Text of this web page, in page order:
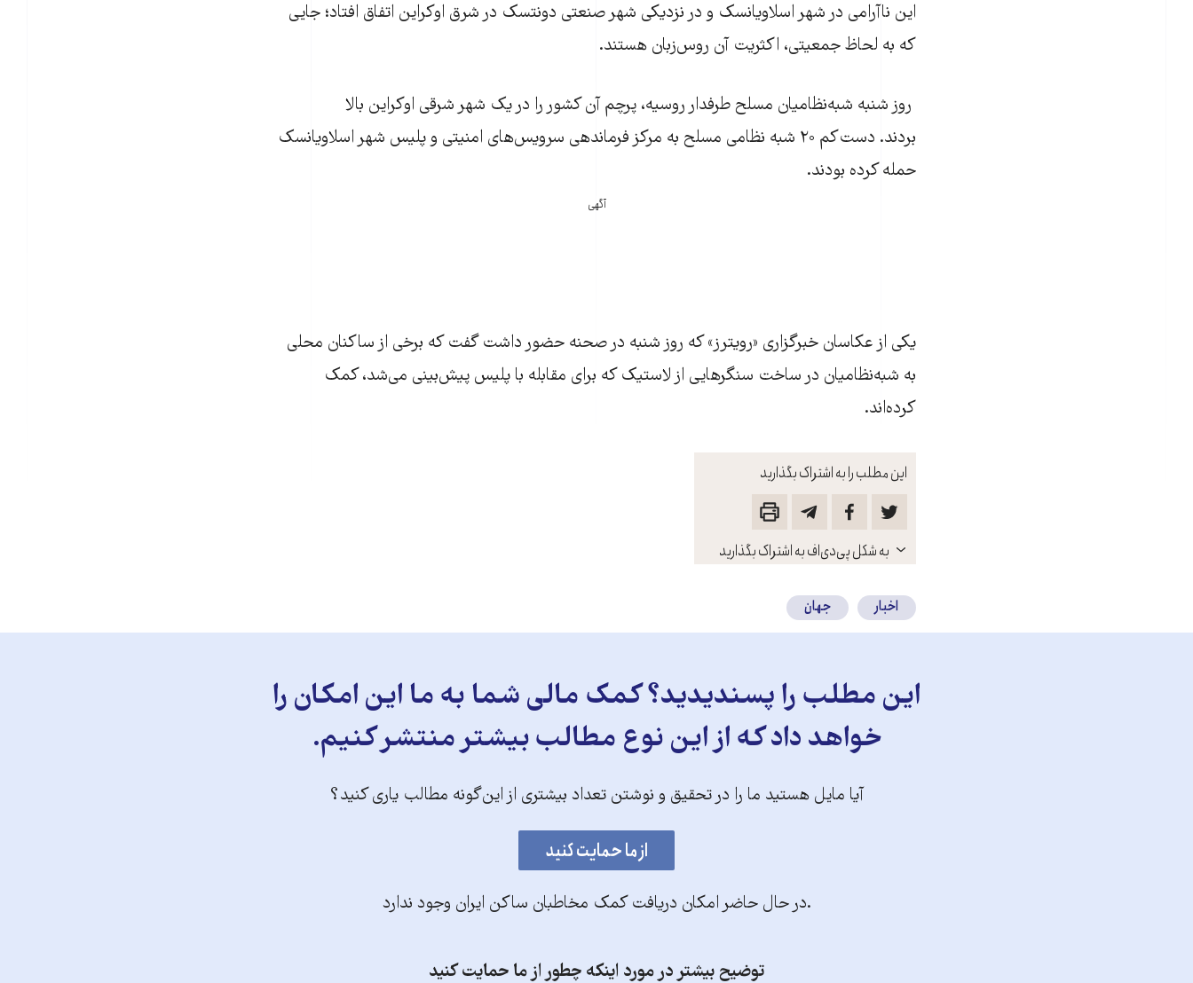
این مطلب را به اشتراک بگذارید
باز
کنید
به شکل پی‌دی‌اف به اشتراک بگذارید
اين ناآرامی در شهر اسلاويانسک و در نزديکی شهر صنعتی دونتسک در شرق اوکراين اتفاق افتاد؛ جايی
که به لحاظ جمعيتی، اکثريت آن روس‌زبان هستند.
روز شنبه شبه‌نظامیان مسلح طرفدار روسیه، پرچم آن کشور را در یک شهر شرقی اوکراین بالا
بردند. دست‌کم ۲۰ شبه نظامی مسلح به مرکز فرماندهی سرویس‌های امنیتی و پلیس شهر اسلاویانسک
حمله کرده بودند.
آگهی
یکی از عکاسان خبرگزاری «رویترز» که روز شنبه در صحنه حضور داشت گفت که برخی از ساکنان محلی
به شبه‌نظامیان در ساخت سنگرهایی از لاستیک که برای مقابله با پلیس پیش‌بینی می‌شد، کمک
کرده‌اند.
اخبار جهان
این مطلب را پسندیدید؟ کمک مالی شما به ما این امکان را
خواهد داد که از این نوع مطالب بیشتر منتشر کنیم.
آیا مایل هستید ما را در تحقیق و نوشتن تعداد بیشتری از این‌گونه مطالب یاری کنید؟
.در حال حاضر امکان دریافت کمک مخاطبان ساکن ایران وجود ندارد
توضیح بیشتر در مورد اینکه چطور از ما حمایت کنید